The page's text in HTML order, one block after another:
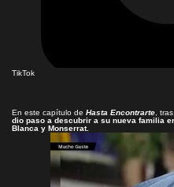
TikTok
En este capítulo de Hasta Encontrarte ,
dio paso a descubrir a su nueva familia
Blanca y Monserrat.